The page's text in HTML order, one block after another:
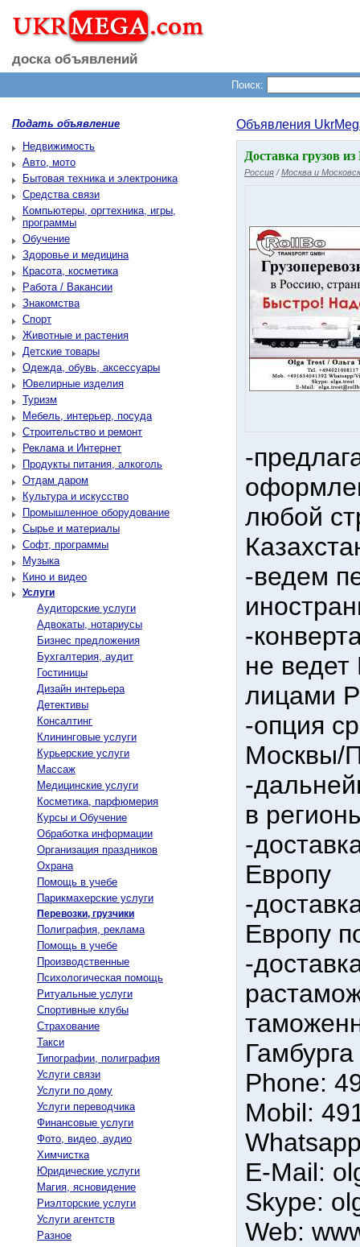
доска объявлений
Поиск:
Подать объявление
Недвижимость
Авто, мото
Бытовая техника и электроника
Средства связи
Компьютеры, оргтехника, игры,
программы
Обучение
Здоровье и медицина
Красота, косметика
Работа / Вакансии
Знакомства
Спорт
Животные и растения
Детские товары
Одежда, обувь, аксессуары
Ювелирные изделия
Туризм
Мебель, интерьер, посуда
Строительство и ремонт
Реклама и Интернет
Продукты питания, алкоголь
Отдам даром
Культура и искусство
Промышленное оборудование
Сырье и материалы
Софт, программы
Музыка
Кино и видео
Услуги
Аудиторские услуги
Адвокаты, нотариусы
Бизнес предложения
Бухгалтерия, аудит
Гостиницы
Дизайн интерьера
Детективы
Консалтинг
Клининговые услуги
Курьерские услуги
Массаж
Медицинские услуги
Косметика, парфюмерия
Курсы и Обучение
Обработка информации
Организация праздников
Охрана
Помощь в учебе
Парикмахерские услуги
Перевозки, грузчики
Полиграфия, реклама
Помощь в учебе
Производственные
Психологическая помощь
Ритуальные услуги
Спортивные клубы
Страхование
Такси
Типографии, полиграфия
Услуги связи
Услуги по дому
Услуги переводчика
Финансовые услуги
Фото, видео, аудио
Химчистка
Юридические услуги
Магия, ясновидение
Риэлторские услуги
Услуги агентств
Разное
Объявления
Доставка грузов
Россия /Москва и
-
любой
-ведем
-
не
лицами
-опция
Москвы/
-
в
-
Европу
-
Европу
-
Гамбурга
Phone:
Mobil:
E-Mail:
Skype:
Web: